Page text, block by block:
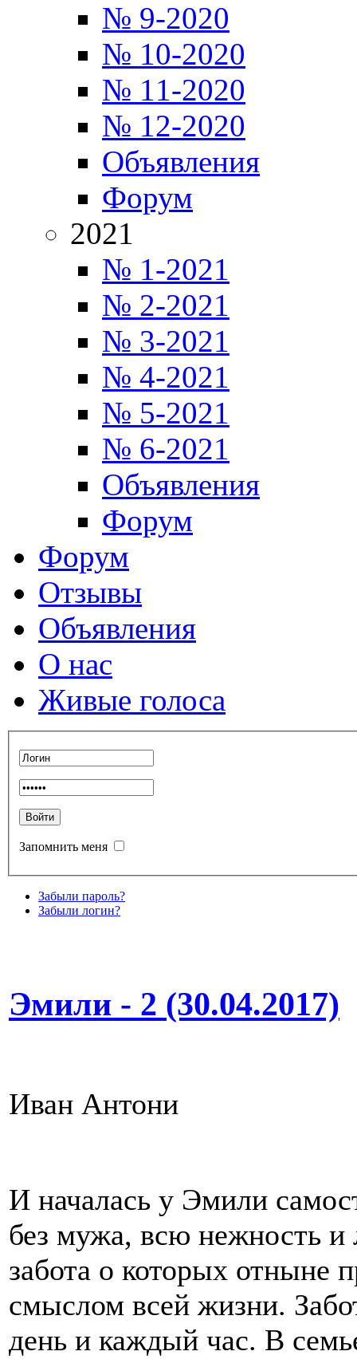
№ 9-2020
№ 10-2020
№ 11-2020
№ 12-2020
Объявления
Форум
2021
№ 1-2021
№ 2-2021
№ 3-2021
№ 4-2021
№ 5-2021
№ 6-2021
Объявления
Форум
Форум
Отзывы
Объявления
О нас
Живые голоса
Запомнить меня
Забыли пароль?
Забыли логин?
Эмили - 2 (30.04.2017)
Иван Антони
И началась у Эмили
без мужа, всю нежность и
забота о которых отныне
смыслом всей жизни.
день и каждый час. В